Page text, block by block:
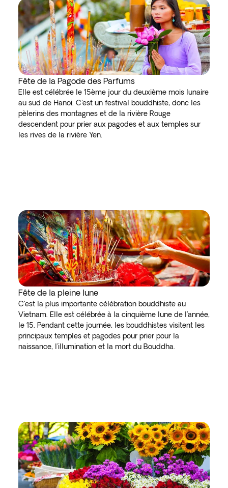
Fête de la Pagode des Parfums
Elle est célébrée le 15ème jour du deuxième mois lunaire
au sud de Hanoi. C'est un festival bouddhiste, donc les
pèlerins des montagnes et de la rivière Rouge
descendent pour prier aux pagodes et aux temples sur
les rives de la rivière Yen.
Fête de la pleine lune
C'est la plus importante célébration bouddhiste au
Vietnam. Elle est célébrée à la cinquième lune de l'année,
le 15. Pendant cette journée, les bouddhistes visitent les
principaux temples et pagodes pour prier pour la
naissance, l'illumination et la mort du Bouddha.